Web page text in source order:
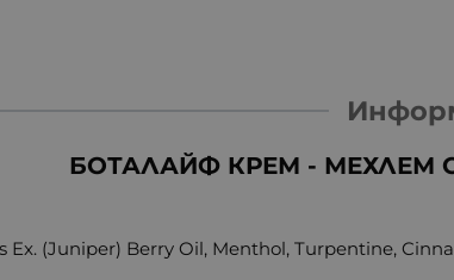
БОТАЛАЙФ КРЕМ - МЕХЛЕМ
Ex. (Juniper) Berry Oil, Menthol, Turpentine,